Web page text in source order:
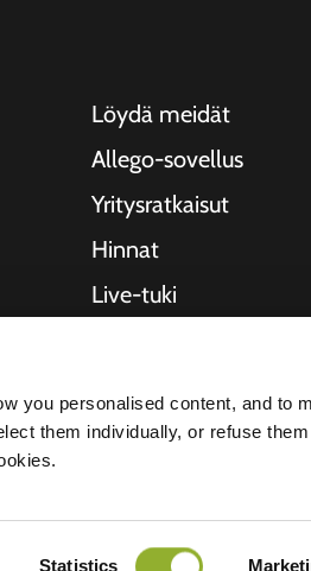
you personalised content, and to
them individually, or refuse
Statistics
Löydä meidät
Allego-sovellus
Yritysratkaisut
Hinnat
Live-tuki